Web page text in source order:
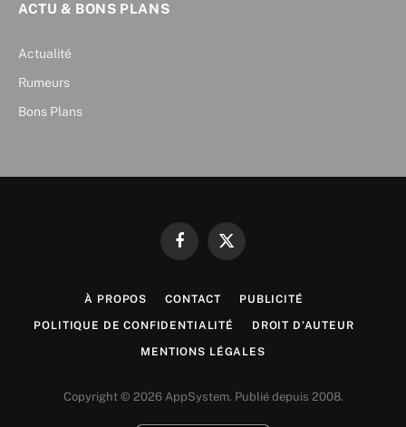
ACTU & BONS PLANS
Actualité
Rumeurs
Bons Plans
FacebookX
À PROPOS CONTACT PUBLICITÉ
POLITIQUE DE CONFIDENTIALITÉ DROIT D’AUTEUR
MENTIONS LÉGALES
Copyright © 2026 AppSystem. Publié depuis 2008.